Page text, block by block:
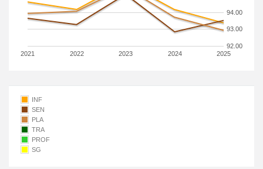
2021 2022 2023 2024 2025
92.00
93.00
94.00
INF
SEN
PLA
TRA
PROF
SG